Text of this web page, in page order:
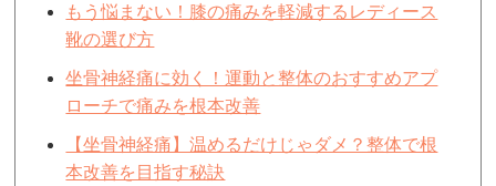
もう悩まない！膝の痛みを軽減するレディース
靴の選び方
坐骨神経痛に効く！運動と整体のおすすめアプ
ローチで痛みを根本改善
【坐骨神経痛】温めるだけじゃダメ？整体で根
本改善を目指す秘訣